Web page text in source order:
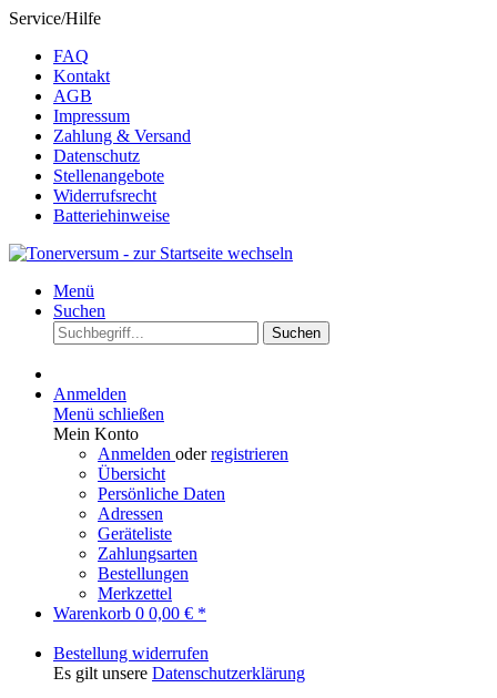
Service/Hilfe
FAQ
Kontakt
AGB
Impressum
Zahlung & Versand
Datenschutz
Stellenangebote
Widerrufsrecht
Batteriehinweise
Menü
Suchen
Suchen
Anmelden
Menü schließen
Mein Konto
Anmelden oderregistrieren
Übersicht
Persönliche Daten
Adressen
Geräteliste
Zahlungsarten
Bestellungen
Merkzettel
Warenkorb 0 0,00 € *
Bestellung widerrufen
Es gilt unsere Datenschutzerklärung